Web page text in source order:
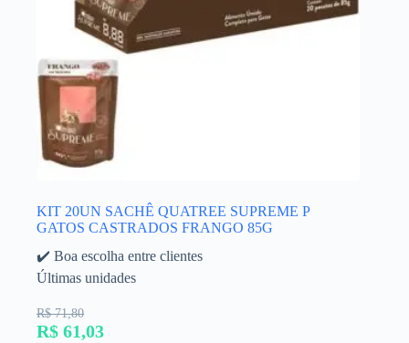
KIT 20UN SACHÊ QUATREE SUPREME P
GATOS CASTRADOS FRANGO 85G
✔️ Boa escolha entre clientes
Últimas unidades
R$ 71,80
R$ 61,03